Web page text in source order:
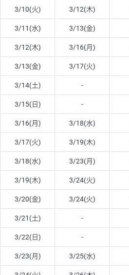
3/10(火) 3/12(木)
3/11(水) 3/13(金)
3/12(木) 3/16(月)
3/13(金) 3/17(火)
3/14(土) -
3/15(日) -
3/16(月) 3/18(水)
3/17(火) 3/19(木)
3/18(水) 3/23(月)
3/19(木) 3/24(火)
3/20(金) 3/24(火)
3/21(土) -
3/22(日) -
3/23(月) 3/25(水)